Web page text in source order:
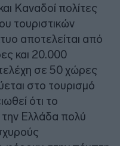
Καναδοί πολίτες
τουριστικών
αποτελείται από
και 20.000
σε 50 χώρες
στο τουρισμό
ότι το
την Ελλάδα πολύ